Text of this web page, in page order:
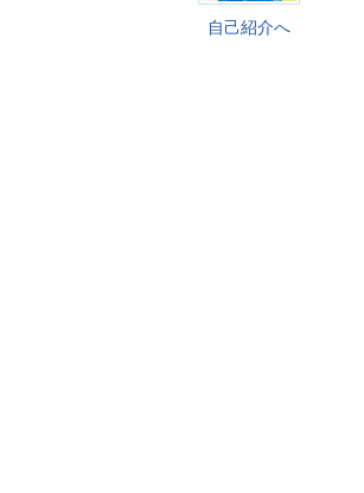
自己紹介へ